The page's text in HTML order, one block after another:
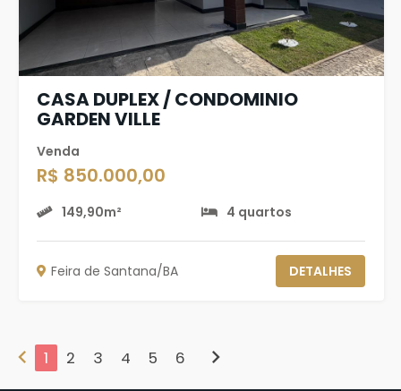
CASA DUPLEX / CONDOMINIO
GARDEN VILLE
Venda
R$ 850.000,00
149,90m² 4 quartos
Feira de Santana/BA DETALHES
chevron_left 1 2 3 4 5 6 chevron_right